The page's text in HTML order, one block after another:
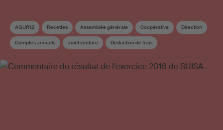
AGUR12 Recettes Assemblée générale Coopérative Direction
Comptes annuels Joint venture Déduction de frais